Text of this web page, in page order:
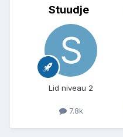
Stuudje
Lid niveau 2
7.8k